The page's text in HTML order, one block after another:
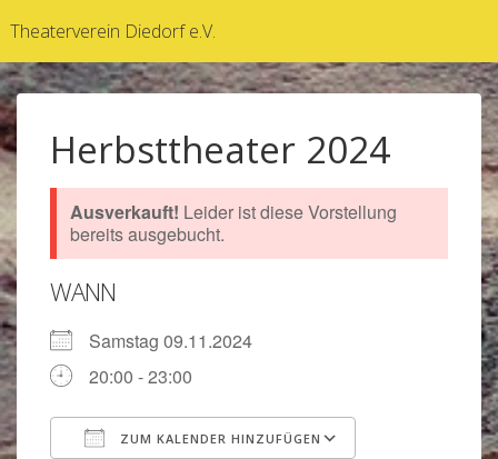
Zum
Inhalt
Theaterverein Diedorf e.V.
Herbsttheater 2024
Ausverkauft! Leider ist diese Vorstellung
bereits ausgebucht.
WANN
Samstag 09.11.2024
20:00 - 23:00
ZUM KALENDER HINZUFÜGEN